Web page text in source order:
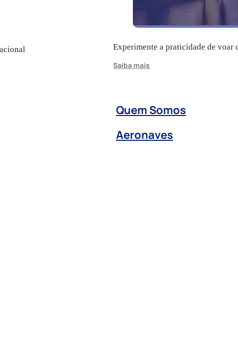
Experimente a praticidade de voar
Saiba mais
Quem Somos
Aeronaves